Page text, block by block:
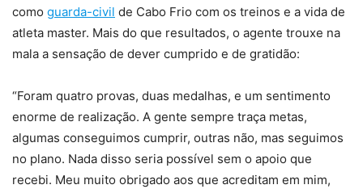
como guarda-civil de Cabo Frio com os treinos e a vida de
atleta master. Mais do que resultados, o agente trouxe na
mala a sensação de dever cumprido e de gratidão:
“Foram quatro provas, duas medalhas, e um sentimento
enorme de realização. A gente sempre traça metas,
algumas conseguimos cumprir, outras não, mas seguimos
no plano. Nada disso seria possível sem o apoio que
recebi. Meu muito obrigado aos que acreditam em mim,